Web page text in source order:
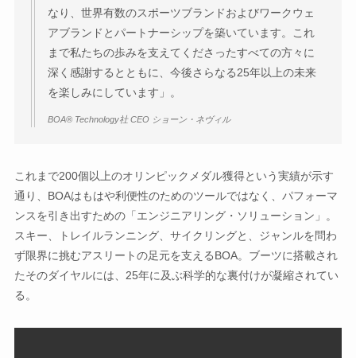
なり、世界有数のスポーツブランドおよびワークウェ
アブランドとパートナーシップを築いています。これ
まで私たちの歩みを支えてくださったすべての方々に
深く感謝するとともに、今後さらなる25年以上の未来
を楽しみにしています」。
BOA® Technology社 CEO ショーン・ネヴィル
これまで200個以上のオリンピックメダル獲得という実績が示す
通り、BOAはもはや利便性のためのツールではなく、パフォーマ
ンスを引き出すための「エンジニアリング・ソリューション」。
スキー、トレイルランニング、サイクリングと、ジャンルを問わ
ず限界に挑むアスリートの足元を支えるBOA。ブーツに搭載され
たそのダイヤルには、25年に及ぶ科学的な裏付けが凝縮されてい
る。